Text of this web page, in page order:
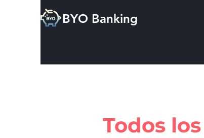
BYO Banking
Todos